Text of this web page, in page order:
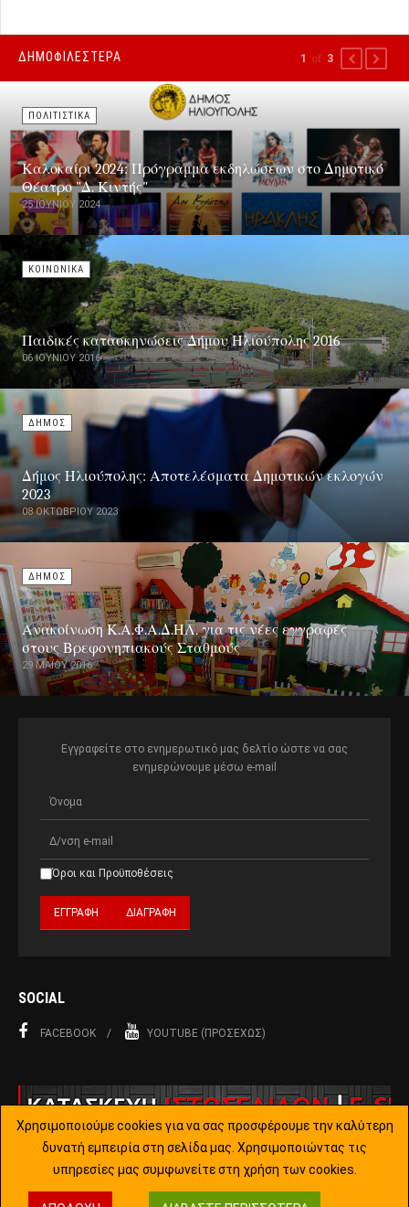
ΔΗΜΟΦΙΛΕΣΤΕΡΑ
ΠΟΛΙΤΙΣΤΙΚΑ
Καλοκαίρι 2024: Πρόγραμμα εκδηλώσεων στο Δημοτικό
Θέατρο "Δ. Κιντής"
25 ΙΟΥΝΊΟΥ 2024
ΚΟΙΝΩΝΙΚΑ
Παιδικές κατασκηνώσεις Δήμου Ηλιούπολης 2016
06 ΙΟΥΝΊΟΥ 2016
ΔΗΜΟΣ
Δήμος Ηλιούπολης: Αποτελέσματα Δημοτικών εκλογών
2023
08 ΟΚΤΩΒΡΊΟΥ 2023
ΔΗΜΟΣ
Ανακοίνωση Κ.Α.Φ.Α.Δ.ΗΛ. για τις νέες εγγραφές
στους Βρεφονηπιακούς Σταθμούς
29 ΜΑΪ́ΟΥ 2016
1 of 3 PREVIOUS
NEXT
Εγγραφείτε στο ενημερωτικό μας δελτίο ώστε να σας
ενημερώνουμε μέσω e-mail
Όροι και Προϋποθέσεις
SOCIAL
FACEBOOK YOUTUBE (ΠΡΟΣΕΧΏΣ)
Copyright © 2015-2019 Joomla!. All Rights Reserved. Designed by
Χρησιμοποιούμε cookies για να σας προσφέρουμε την καλύτερη
δυνατή εμπειρία στη σελίδα μας. Χρησιμοποιώντας τις
υπηρεσίες μας συμφωνείτε στη χρήση των cookies.